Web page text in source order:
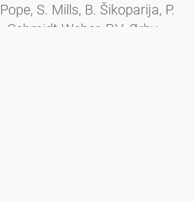
S. Mills, B. Šikoparija, P.
Schmidt-Weber, P.V. Ørby,